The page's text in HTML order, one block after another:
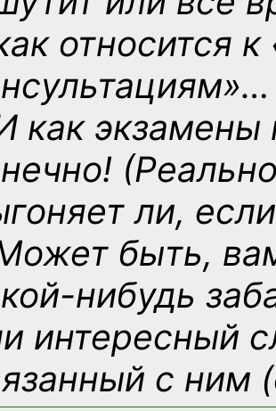
относится
…
как экзамены
ли,
быть,
нибудь
интересный
с ним